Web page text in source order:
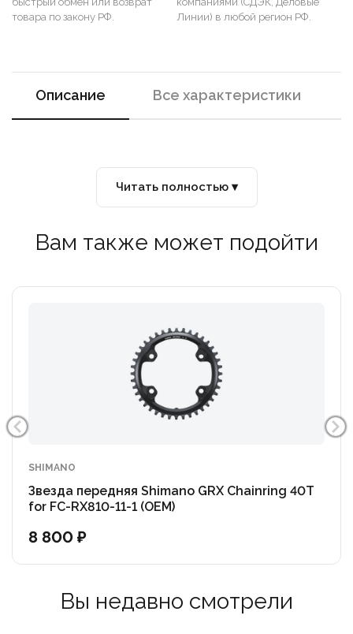
товара по закону РФ.
Линии) в любой регион РФ.
Описание Все характеристики
Читать полностью ▾
Вам также может подойти
SHIMANO
Звезда передняя Shimano GRX Chainring 40T
for FC-RX810-11-1 (OEM)
8 800 ₽
Вы недавно смотрели